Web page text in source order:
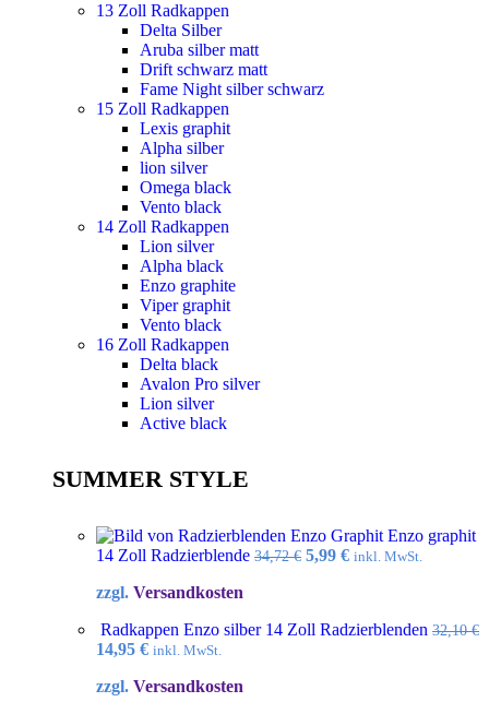
13 Zoll Radkappen
Delta Silber
Aruba silber matt
Drift schwarz matt
Fame Night silber schwarz
15 Zoll Radkappen
Lexis graphit
Alpha silber
lion silver
Omega black
Vento black
14 Zoll Radkappen
Lion silver
Alpha black
Enzo graphite
Viper graphit
Vento black
16 Zoll Radkappen
Delta black
Avalon Pro silver
Lion silver
Active black
SUMMER STYLE
Enzo graphit
14 Zoll Radzierblende 34,72€ Ursprünglicher
5,99 €Aktueller
inkl. MwSt.
zzgl. Versandkosten
Radkappen Enzo silber 14 Zoll Radzierblenden 32,10€
Ursprünglicher
war:
14,95 €Aktueller
ist:
inkl. MwSt.
zzgl. Versandkosten